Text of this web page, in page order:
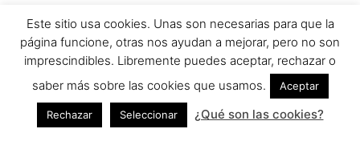
interior y así podemos comunicarnos mucho más
fácilmente con otras personas.
Ese sentimiento de cordialidad ayuda a abrirse a los
demás.
Este sitio usa cookies. Unas son necesarias para que la
página funcione, otras nos ayudan a mejorar, pero no son
imprescindibles. Libremente puedes aceptar, rechazar o
saber más sobre las cookies que usamos.
Aceptar
Rechazar Seleccionar ¿Qué son las cookies?